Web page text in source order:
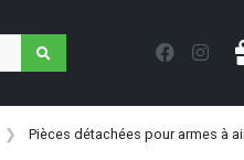
Pièces détachées pour armes à